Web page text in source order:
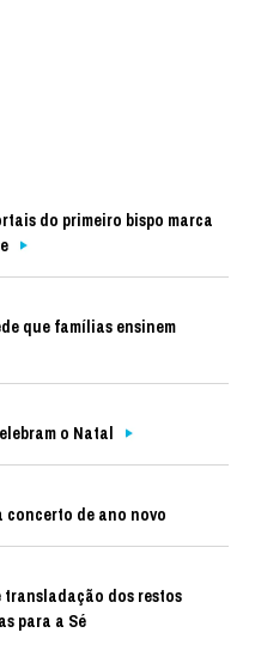
do primeiro bispo marca
que famílias ensinem
o Natal
concerto de ano novo
transladação dos restos
para a Sé